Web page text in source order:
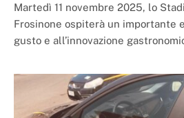
Martedì 11 novembre 2025, lo
Frosinone ospiterà un importante
gusto e all’innovazione